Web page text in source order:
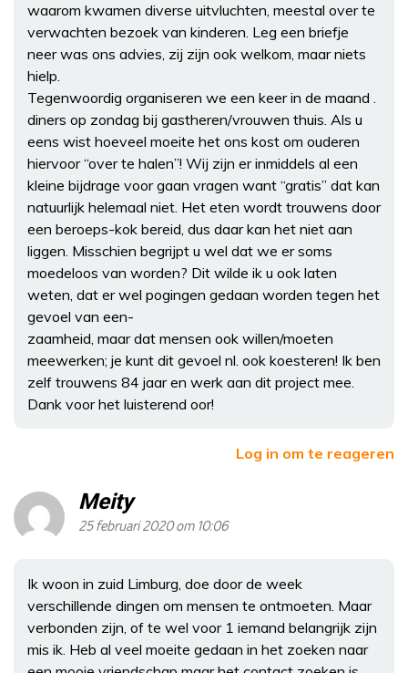
waarom kwamen diverse uitvluchten, meestal over te
verwachten bezoek van kinderen. Leg een briefje
neer was ons advies, zij zijn ook welkom, maar niets
hielp.
Tegenwoordig organiseren we een keer in de maand .
diners op zondag bij gastheren/vrouwen thuis. Als u
eens wist hoeveel moeite het ons kost om ouderen
hiervoor “over te halen”! Wij zijn er inmiddels al een
kleine bijdrage voor gaan vragen want “gratis” dat kan
natuurlijk helemaal niet. Het eten wordt trouwens door
een beroeps-kok bereid, dus daar kan het niet aan
liggen. Misschien begrijpt u wel dat we er soms
moedeloos van worden? Dit wilde ik u ook laten
weten, dat er wel pogingen gedaan worden tegen het
gevoel van een-
zaamheid, maar dat mensen ook willen/moeten
meewerken; je kunt dit gevoel nl. ook koesteren! Ik ben
zelf trouwens 84 jaar en werk aan dit project mee.
Dank voor het luisterend oor!
Log in om te reageren
Meity
25 februari 2020 om 10:06
Ik woon in zuid Limburg, doe door de week
verschillende dingen om mensen te ontmoeten. Maar
verbonden zijn, of te wel voor 1 iemand belangrijk zijn
mis ik. Heb al veel moeite gedaan in het zoeken naar